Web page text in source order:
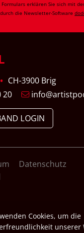
erklären Sie sich mit
die Newsletter-Software
CH-3900 Brig
20
LOGIN
Datenschutz
Cookies, um die
unserer